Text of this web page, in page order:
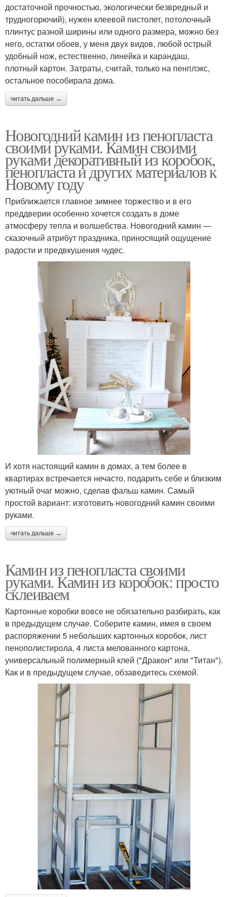
достаточной прочностью, экологически безвредный и
трудногорючий), нужен клеевой пистолет, потолочный
плинтус разной ширины или одного размера, можно без
него, остатки обоев, у меня двух видов, любой острый
удобный нож, естественно, линейка и карандаш,
плотный картон. Затраты, считай, только на пенплэкс,
остальное пособирала дома.
читать дальше →
Новогодний камин из пенопласта
своими руками. Камин своими
руками декоративный из коробок,
пенопласта и других материалов к
Новому году
Приближается главное зимнее торжество и в его
преддверии особенно хочется создать в доме
атмосферу тепла и волшебства. Новогодний камин —
сказочный атрибут праздника, приносящий ощущение
радости и предвкушения чудес.
И хотя настоящий камин в домах, а тем более в
квартирах встречается нечасто, подарить себе и близким
уютный очаг можно, сделав фальш камин. Самый
простой вариант: изготовить новогодний камин своими
руками.
читать дальше →
Камин из пенопласта своими
руками. Камин из коробок: просто
склеиваем
Картонные коробки вовсе не обязательно разбирать, как
в предыдущем случае. Соберите камин, имея в своем
распоряжении 5 небольших картонных коробок, лист
пенополистирола, 4 листа мелованного картона,
универсальный полимерный клей ("Дракон" или "Титан").
Как и в предыдущем случае, обзаведитесь схемой.